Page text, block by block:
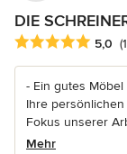
DIE
Durchschnittliche
5,0
- Ein gutes
Ihre
Fokus unserer
Mehr